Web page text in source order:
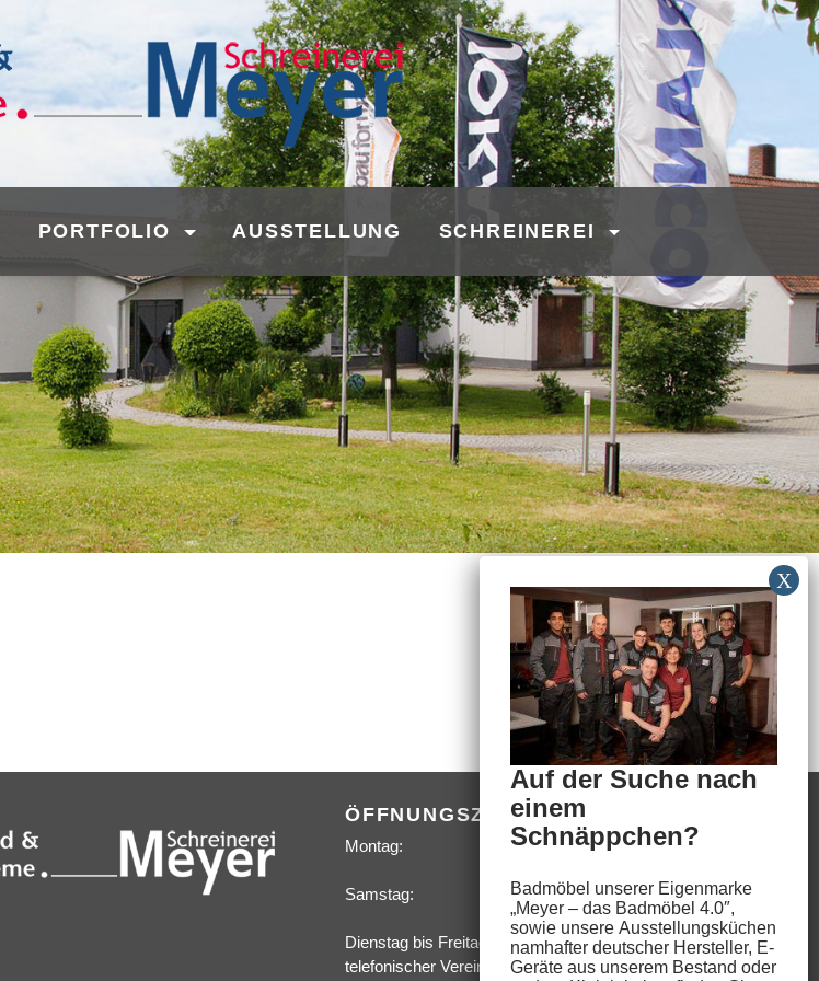
PORTFOLIO AUSSTELLUNG SCHREINEREI
ÖFFNUNGSZEITEN
Montag:
Samstag:
09:00 –
14:00 Uhr
Dienstag bis Freitag, sowie feste Termine nach­
telefonischer­ Vereinbarung
Auf der Suche nach
einem
Schnäppchen?
Badmöbel unserer Eigenmarke
„Meyer – das Badmöbel 4.0″,
sowie unsere Ausstellungsküchen
namhafter deutscher Hersteller, E-
Geräte aus unserem Bestand oder